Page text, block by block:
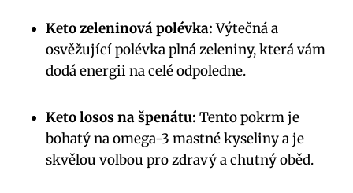
Keto ​zeleninová polévka:⁢Výtečná a⁢
osvěžující ⁤polévka​ plná zeleniny, která vám
dodá energii na celé odpoledne.
Keto losos na špenátu: Tento pokrm je
bohatý na omega-3 mastné kyseliny a je
skvělou volbou pro zdravý a chutný oběd.